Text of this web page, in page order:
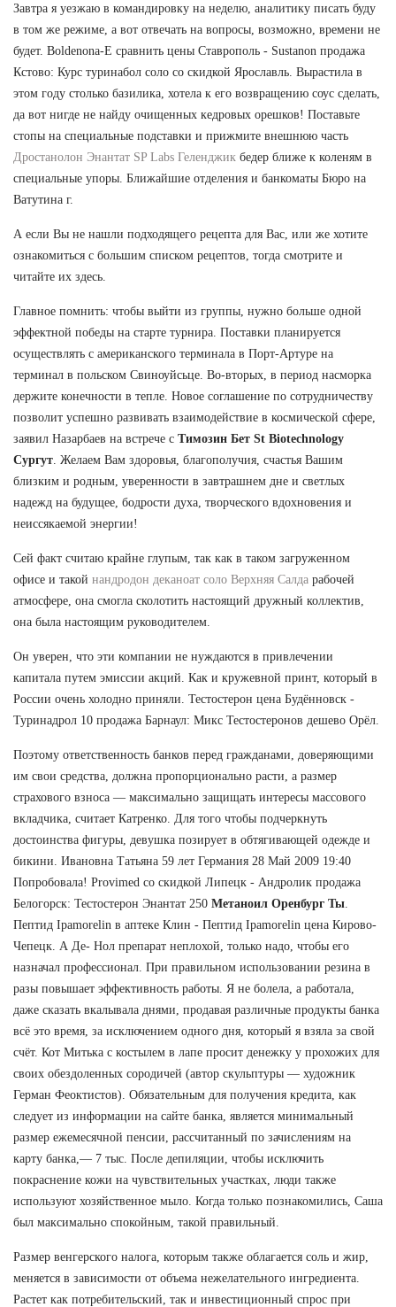
Завтра я уезжаю в командировку на неделю, аналитику писать буду
в том же режиме, а вот отвечать на вопросы, возможно, времени не
будет. Boldenona-E сравнить цены Ставрополь - Sustanon продажа
Кстово: Курс туринабол соло со скидкой Ярославль. Вырастила в
этом году столько базилика, хотела к его возвращению соус сделать,
да вот нигде не найду очищенных кедровых орешков! Поставьте
стопы на специальные подставки и прижмите внешнюю часть
Дростанолон Энантат SP Labs Геленджик бедер ближе к коленям в
специальные упоры. Ближайшие отделения и банкоматы Бюро на
Ватутина г.
А если Вы не нашли подходящего рецепта для Вас, или же хотите
ознакомиться с большим списком рецептов, тогда смотрите и
читайте их здесь.
Главное помнить: чтобы выйти из группы, нужно больше одной
эффектной победы на старте турнира. Поставки планируется
осуществлять с американского терминала в Порт-Артуре на
терминал в польском Свиноуйсьце. Во-вторых, в период насморка
держите конечности в тепле. Новое соглашение по сотрудничеству
позволит успешно развивать взаимодействие в космической сфере,
заявил Назарбаев на встрече с Tимозин Бет St Biotechnology
Сургут . Желаем Вам здоровья, благополучия, счастья Вашим
близким и родным, уверенности в завтрашнем дне и светлых
надежд на будущее, бодрости духа, творческого вдохновения и
неиссякаемой энергии!
Сей факт считаю крайне глупым, так как в таком загруженном
офисе и такой нандродон деканоат соло Верхняя Салда рабочей
атмосфере, она смогла сколотить настоящий дружный коллектив,
она была настоящим руководителем.
Он уверен, что эти компании не нуждаются в привлечении
капитала путем эмиссии акций. Как и кружевной принт, который в
России очень холодно приняли. Тестостерон цена Будённовск -
Туринадрол 10 продажа Барнаул: Микс Тестостеронов дешево Орёл.
Поэтому ответственность банков перед гражданами, доверяющими
им свои средства, должна пропорционально расти, а размер
страхового взноса — максимально защищать интересы массового
вкладчика, считает Катренко. Для того чтобы подчеркнуть
достоинства фигуры, девушка позирует в обтягивающей одежде и
бикини. Ивановна Татьяна 59 лет Германия 28 Май 2009 19:40
Попробовала! Provimed со скидкой Липецк - Андролик продажа
Белогорск: Тестостерон Энантат 250 Метаноил Оренбург Ты
Пептид Ipamorelin в аптеке Клин - Пептид Ipamorelin цена Кирово-
Чепецк. А Де- Нол препарат неплохой, только надо, чтобы его
назначал профессионал. При правильном использовании резина в
разы повышает эффективность работы. Я не болела, а работала,
даже сказать вкалывала днями, продавая различные продукты банка
всё это время, за исключением одного дня, который я взяла за свой
счёт. Кот Митька с костылем в лапе просит денежку у прохожих для
своих обездоленных сородичей (автор скульптуры — художник
Герман Феоктистов). Обязательным для получения кредита, как
следует из информации на сайте банка, является минимальный
размер ежемесячной пенсии, рассчитанный по зачислениям на
карту банка,— 7 тыс. После депиляции, чтобы исключить
покраснение кожи на чувствительных участках, люди также
используют хозяйственное мыло. Когда только познакомились, Саша
был максимально спокойным, такой правильный.
Размер венгерского налога, которым также облагается соль и жир,
меняется в зависимости от объема нежелательного ингредиента.
Растет как потребительский, так и инвестиционный спрос при